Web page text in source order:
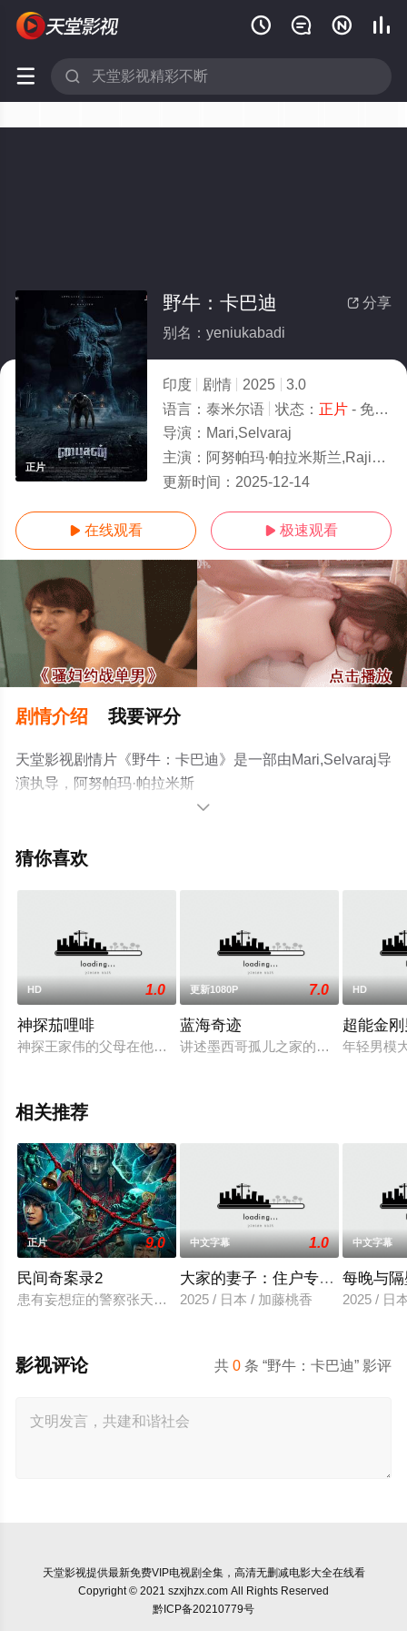
   
 
正片
 分享
野牛：卡巴迪
别名：yeniukabadi
印度 剧情 2025
3.0
语言： 泰米尔语 状态： 正片- 免费在线观看
导演： Mari,Selvaraj
主演： 阿努帕玛·帕拉米斯兰,Rajisha,Vijayan,Dhruv,Vikram
更新时间： 2025-12-14
 在线观看  极速观看
剧情介绍 我要评分
天堂影视剧情片《野牛：卡巴迪》是一部由Mari,Selvaraj导
演执导，阿努帕玛·帕拉米斯
兰,Rajisha,Vijayan,Dhruv,Vikram等演员精彩演绎的印度电
影网，更多剧情信息可移步至豆瓣电影、电视猫或剧情网

猜你喜欢
HD 1.0
神探茄哩啡
神探王家伟的父母在他小时候就神秘的失踪，他和助手制造了
更新1080P 7.0
蓝海奇迹
讲述墨西哥孤儿之家的少年们为了拯
HD
超能金
年轻男模
相关推荐
正片 9.0
民间奇案录2
患有妄想症的警察张天盛遇上一起离奇的神像杀人事件，勘案过
中文字幕 1.0
大家的妻子：住户专用洞口
2025 / 日本 / 加藤桃香
中文字幕
每晚与
2025 / 日
共0 条 “野牛：卡巴迪” 影评
影视评论
天堂影视提供最新免费VIP电视剧全集，高清无删减电影大全在线看
Copyright © 2021 szxjhzx.com All Rights Reserved
黔ICP备20210779号